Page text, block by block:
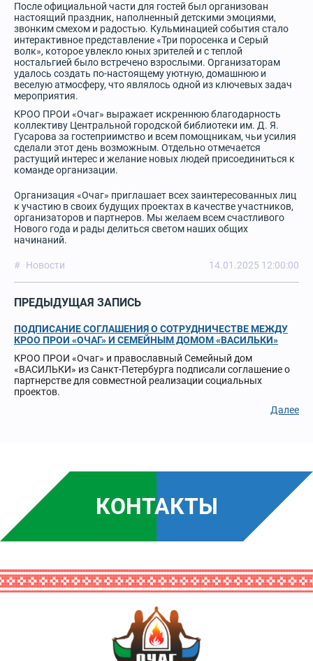
После официальной части для гостей был организован
настоящий праздник, наполненный детскими эмоциями,
звонким смехом и радостью. Кульминацией события стало
интерактивное представление «Три поросенка и Серый
волк», которое увлекло юных зрителей и с теплой
ностальгией было встречено взрослыми. Организаторам
удалось создать по-настоящему уютную, домашнюю и
веселую атмосферу, что являлось одной из ключевых задач
мероприятия.
КРОО ПРОИ «Очаг» выражает искреннюю благодарность
коллективу Центральной городской библиотеки им. Д. Я.
Гусарова за гостеприимство и всем помощникам, чьи усилия
сделали этот день возможным. Отдельно отмечается
растущий интерес и желание новых людей присоединиться к
команде организации.
Организация «Очаг» приглашает всех заинтересованных лиц
к участию в своих будущих проектах в качестве участников,
организаторов и партнеров. Мы желаем всем счастливого
Нового года и рады делиться светом наших общих
начинаний.
Новости 14.01.2025 12:00:00
ПРЕДЫДУЩАЯ ЗАПИСЬ
ПОДПИСАНИЕ СОГЛАШЕНИЯ О СОТРУДНИЧЕСТВЕ МЕЖДУ
КРОО ПРОИ «ОЧАГ» И СЕМЕЙНЫМ ДОМОМ «ВАСИЛЬКИ»
КРОО ПРОИ «Очаг» и православный Семейный дом
«ВАСИЛЬКИ» из Санкт-Петербурга подписали соглашение о
партнерстве для совместной реализации социальных
проектов.
Далее
КОНТАКТЫ